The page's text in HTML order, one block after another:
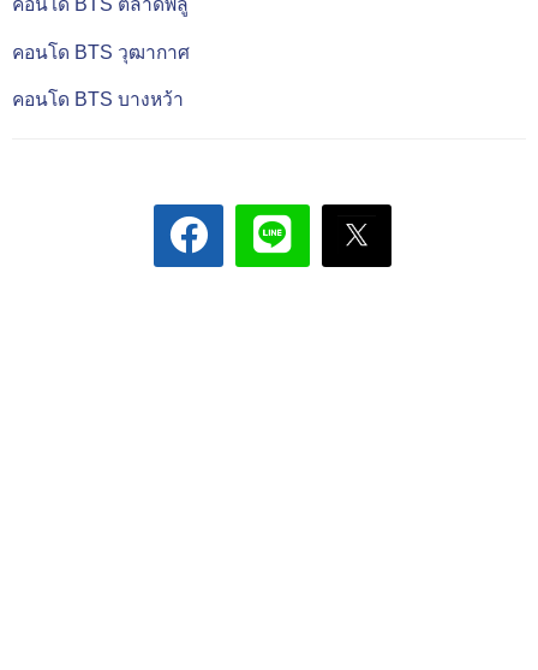
คอนโด BTS ตลาดพลู
คอนโด BTS วุฒากาศ
คอนโด BTS บางหว้า